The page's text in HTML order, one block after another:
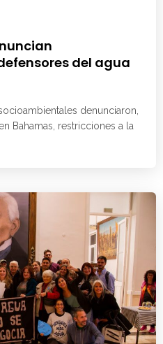
del agua
denunciaron,
Bahamas, restricciones a la